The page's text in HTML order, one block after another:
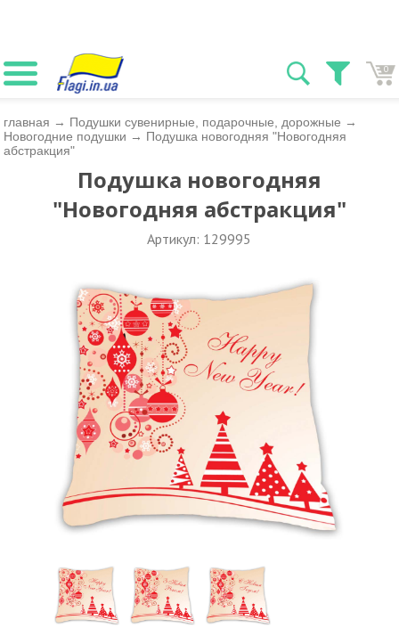
0
главная → Подушки сувенирные, подарочные, дорожные →
Новогодние подушки → Подушка новогодняя "Новогодняя
абстракция"
Подушка новогодняя
"Новогодняя абстракция"
Артикул: 129995